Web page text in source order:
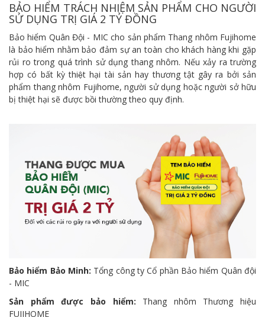
BẢO HIỂM TRÁCH NHIỆM SẢN PHẨM CHO NGƯỜI
SỬ DỤNG TRỊ GIÁ 2 TỶ ĐỒNG
Bảo hiểm Quân Đội - MIC cho sản phẩm Thang nhôm Fujihome
là bảo hiểm nhằm bảo đảm sự an toàn cho khách hàng khi gặp
rủi ro trong quá trình sử dụng thang nhôm. Nếu xảy ra trường
hợp có bất kỳ thiệt hại tài sản hay thương tật gây ra bởi sản
phẩm thang nhôm Fujihome, người sử dụng hoặc người sở hữu
bị thiệt hại sẽ được bồi thường theo quy định.
Bảo hiểm Bảo Minh: Tổng công ty Cổ phần Bảo hiểm Quân đội
- MIC
Sản phẩm được bảo hiểm: Thang nhôm Thương hiệu
FUJIHOME